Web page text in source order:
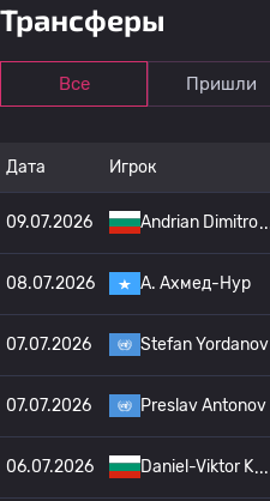
Трансферы
Все Пришли
Дата Игрок
09.07.2026 Andrian Dimitro
08.07.2026 А. Ахмед-Нур
07.07.2026 Stefan Yordanov
07.07.2026 Preslav Antonov
06.07.2026 Daniel-Viktor K